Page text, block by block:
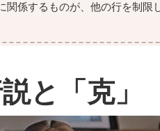
係するものが、他の行を制限
と「克」